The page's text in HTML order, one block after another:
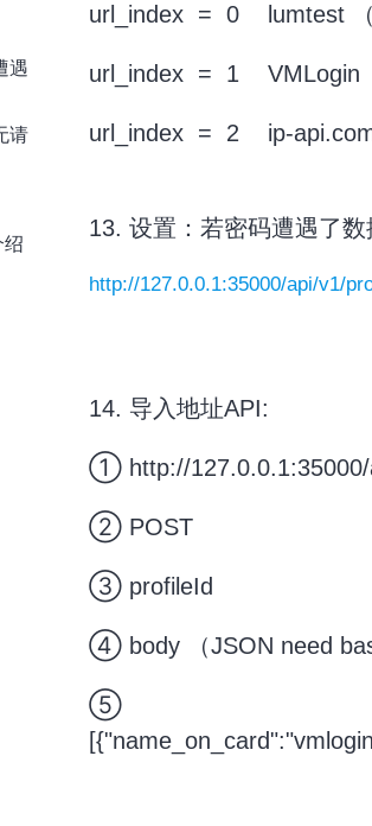
遇
请
绍
url_index = 0 lumtest （
url_index = 1 VMLogin
url_index = 2 ip-api.com
13. 设置：若密码遭遇了
http://127.0.0.1:35000/api/v1/
14. 导入地址API:
① http://127.0.0.1:35000/
② POST
③ profileId
④ body （JSON need
⑤